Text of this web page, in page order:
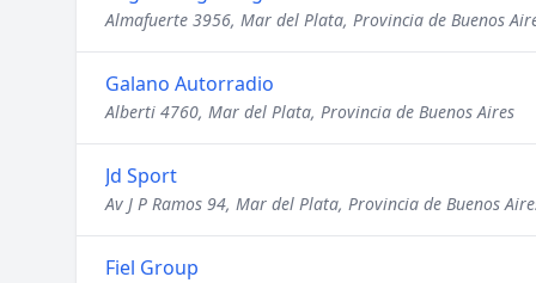
Almafuerte 3956, Mar del Plata, Provincia de Buenos
Galano Autorradio
Alberti 4760, Mar del Plata, Provincia de Buenos Aires
Jd Sport
Av J P Ramos 94, Mar del Plata, Provincia de Buenos
Fiel Group